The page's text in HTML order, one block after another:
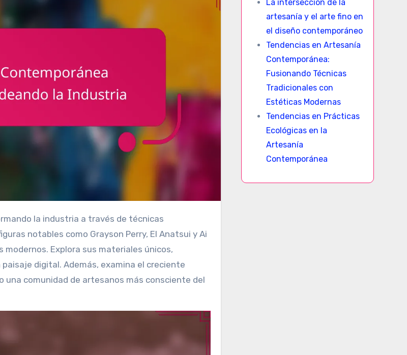
notables como Grayson Perry, El Anatsui y Ai
Explora sus materiales únicos,
digital. Además, examina el creciente
comunidad de artesanos más consciente del
La intersección de la
artesanía y el arte fino en
el diseño contemporáneo
Tendencias en Artesanía
Contemporánea:
Fusionando Técnicas
Tradicionales con
Estéticas Modernas
Tendencias en Prácticas
Ecológicas en la
Artesanía
Contemporánea